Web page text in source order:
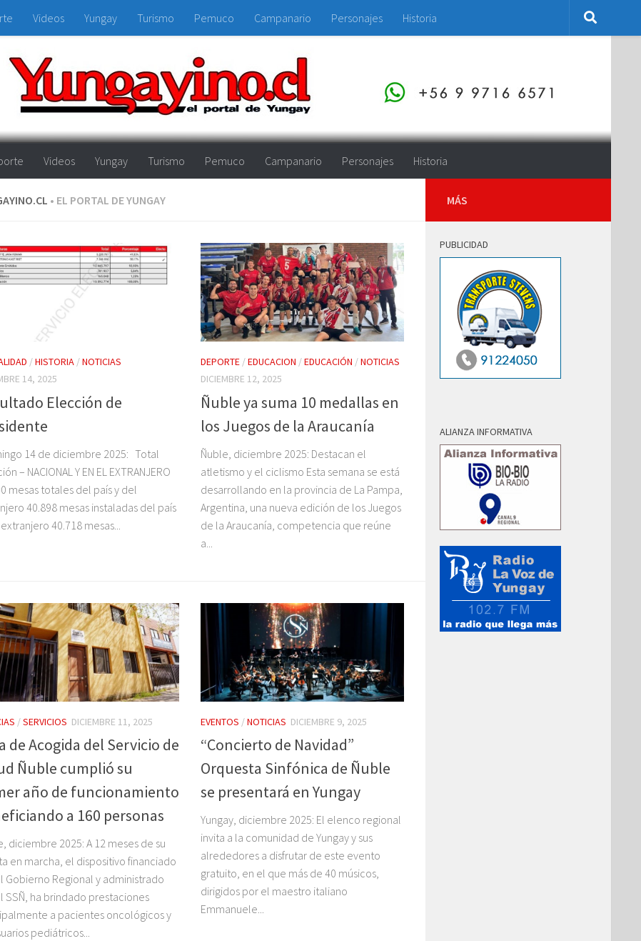
Videos Yungay Turismo Pemuco Campanario Personajes Historia
Videos Yungay Turismo Pemuco Campanario Personajes Historia
• EL PORTAL DE YUNGAY
/HISTORIA /NOTICIAS
14, 2025
Elección de
14 de diciembre 2025: Total
– NACIONAL Y EN EL EXTRANJERO
mesas totales del país y del
40.898 mesas instaladas del país
40.718 mesas...
DEPORTE /EDUCACION /EDUCACIÓN /NOTICIAS
DICIEMBRE 12, 2025
Ñuble ya suma 10 medallas en
los Juegos de la Araucanía
Ñuble, diciembre 2025: Destacan el
atletismo y el ciclismo Esta semana se está
desarrollando en la provincia de La Pampa,
Argentina, una nueva edición de los Juegos
de la Araucanía, competencia que reúne
a...
/SERVICIOS DICIEMBRE 11, 2025
de Acogida del Servicio de
Ñuble cumplió su
año de funcionamiento
a 160 personas
diciembre 2025: A 12 meses de su
en marcha, el dispositivo financiado
Gobierno Regional y administrado
SSÑ, ha brindado prestaciones
a pacientes oncológicos y
pediátricos...
EVENTOS /NOTICIAS DICIEMBRE 9, 2025
“Concierto de Navidad”
Orquesta Sinfónica de Ñuble
se presentará en Yungay
Yungay, diciembre 2025: El elenco regional
invita a la comunidad de Yungay y sus
alrededores a disfrutar de este evento
gratuito, en el que más de 40 músicos,
dirigidos por el maestro italiano
Emmanuele...
MÁS
PUBLICIDAD
ALIANZA INFORMATIVA